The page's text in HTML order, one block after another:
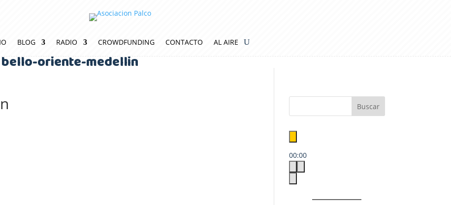
BLOG RADIO CROWDFUNDING CONTACTO AL AIRE
bello-oriente-medellin
00:00